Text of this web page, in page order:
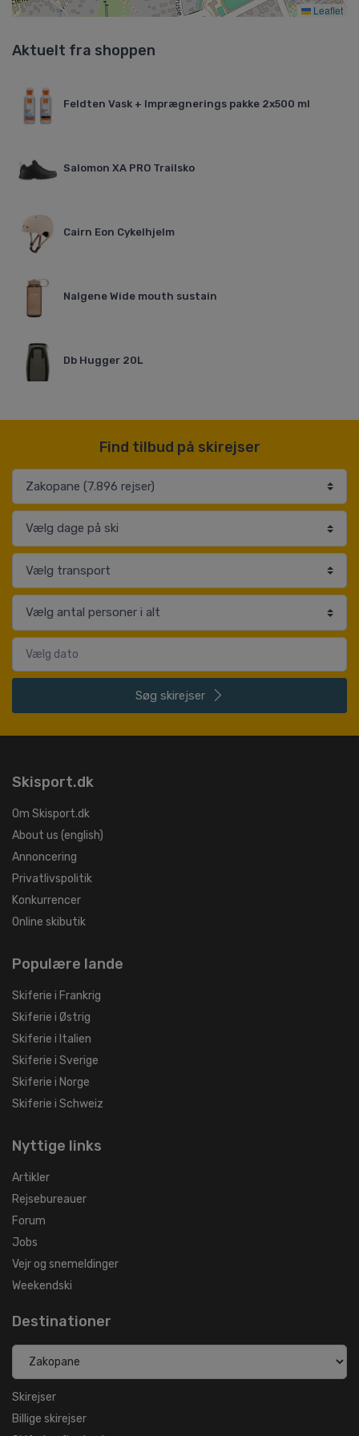
Leaflet
Aktuelt fra shoppen
Feldten Vask + Imprægnerings pakke 2x500 ml
Salomon XA PRO Trailsko
Cairn Eon Cykelhjelm
Nalgene Wide mouth sustain
Db Hugger 20L
Find tilbud på skirejser
Søg skirejser
Skisport.dk
Om Skisport.dk
About us (english)
Annoncering
Privatlivspolitik
Konkurrencer
Online skibutik
Populære lande
Skiferie i Frankrig
Skiferie i Østrig
Skiferie i Italien
Skiferie i Sverige
Skiferie i Norge
Skiferie i Schweiz
Nyttige links
Artikler
Rejsebureauer
Forum
Jobs
Vejr og snemeldinger
Weekendski
Destinationer
Skirejser
Billige skirejser